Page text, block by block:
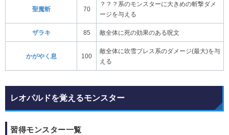
聖魔斬 70
？？？系のモンスターに大きめの斬撃ダメ
ージを与える
ザラキ 85 敵全体に死の効果のある呪文
かがやく息 100
敵全体に吹雪ブレス系のダメージ(最大)を与
える
レオパルドを覚えるモンスター
習得モンスター一覧